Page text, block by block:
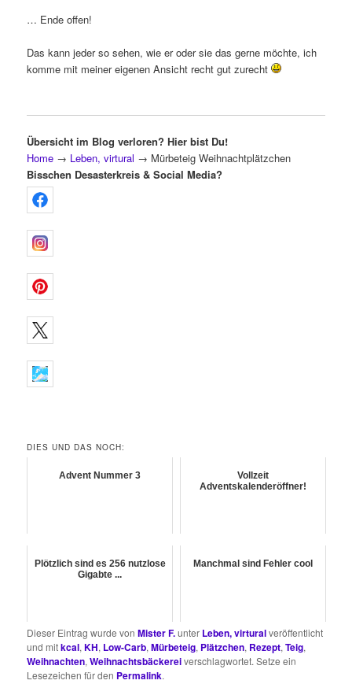
… Ende offen!
Das kann jeder so sehen, wie er oder sie das gerne möchte, ich
komme mit meiner eigenen Ansicht recht gut zurecht
Übersicht im Blog verloren? Hier bist Du!
Home → Leben, virtural → Mürbeteig Weihnachtplätzchen
Bisschen Desasterkreis & Social Media?
DIES UND DAS NOCH:
Advent Nummer 3
Vollzeit
Adventskalenderöffner!
Plötzlich sind es 256 nutzlose
Gigabte ...
Manchmal sind Fehler cool
Dieser Eintrag wurde vonMister F.unter Leben, virturalveröffentlicht
und mitkcal,KH, Low-Carb,Mürbeteig, Plätzchen, Rezept,Teig,
Weihnachten,Weihnachtsbäckereiverschlagwortet. Setze ein
Lesezeichen für den Permalink.